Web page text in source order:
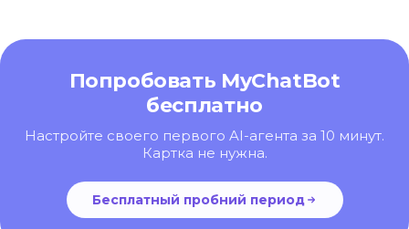
Попробовать MyChatBot
бесплатно
Настройте своего первого AI-агента за 10 минут.
Картка не нужна.
Бесплатный пробний период